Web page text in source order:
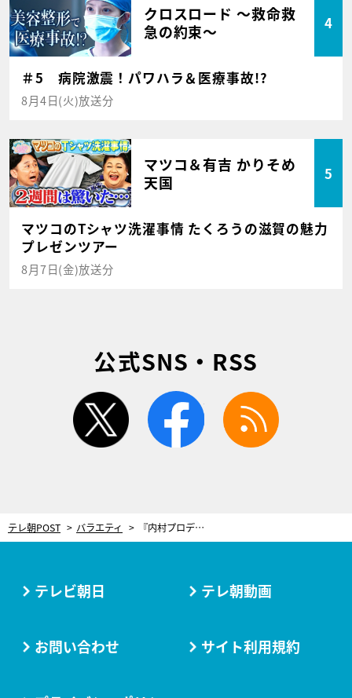
クロスロード ～救命救
急の約束～
4
＃5 病院激震！パワハラ＆医療事故!?
8月4日(火)放送分
マツコ＆有吉 かりそめ
天国
5
マツコのTシャツ洗濯事情 たくろうの滋賀の魅力
プレゼンツアー
8月7日(金)放送分
公式SNS・RSS
twitter facebook
テレ朝POST バラエティ 『内村プロデュース』この秋、一夜限りの復活！内村光良の還暦を祝い仲間が再集結
テレビ朝日 テレ朝動画
お問い合わせ サイト利用規約